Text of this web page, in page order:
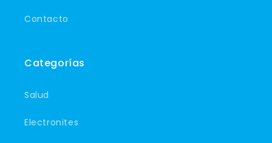
Contacto
Categorías
Salud
Electronites